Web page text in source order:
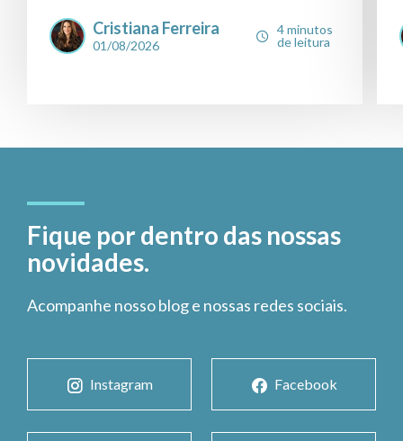
Cristiana Ferreira
01/08/2026
4 minutos
de leitura
Fique por dentro das nossas
novidades.
Acompanhe nosso blog e nossas redes sociais.
Instagram Facebook